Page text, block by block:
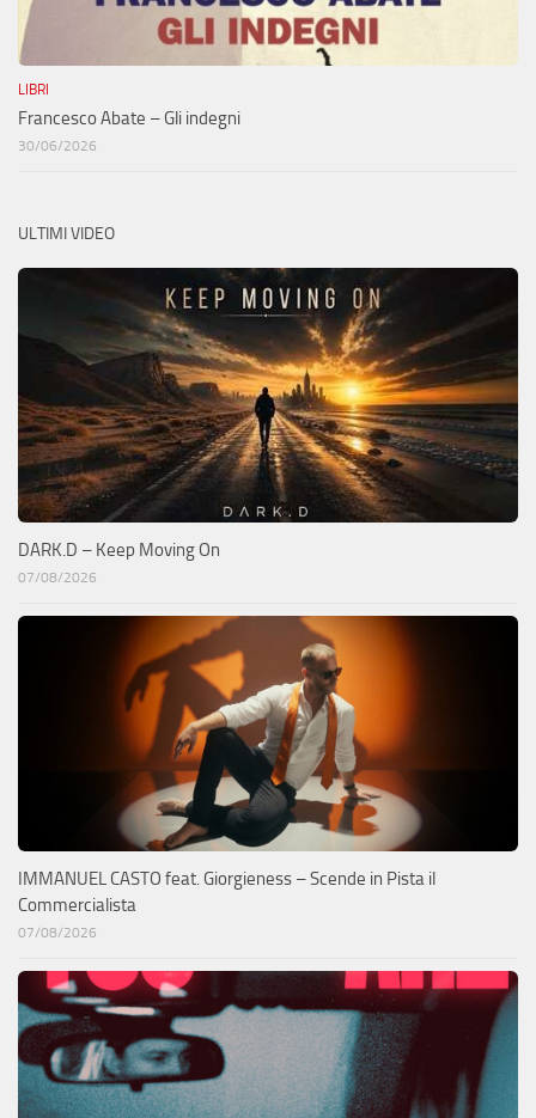
LIBRI
Francesco Abate – Gli indegni
30/06/2026
ULTIMI VIDEO
DARK.D – Keep Moving On
07/08/2026
IMMANUEL CASTO feat. Giorgieness – Scende in Pista il
Commercialista
07/08/2026